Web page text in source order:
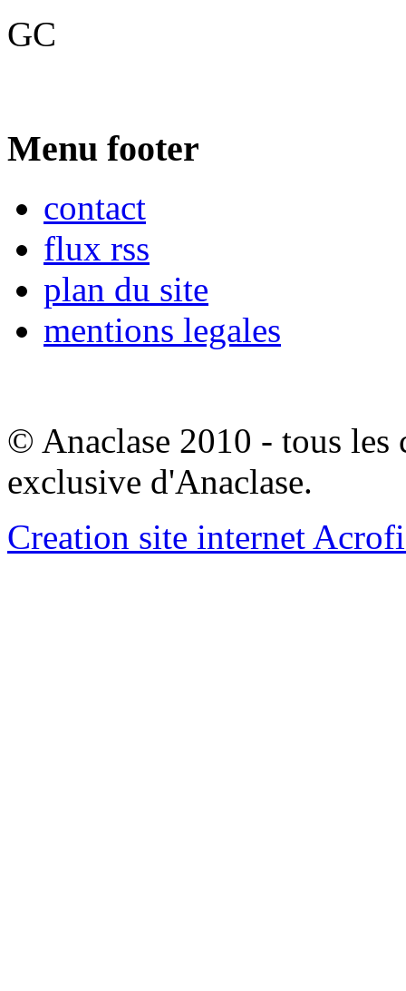
GC
Menu footer
contact
flux rss
plan du site
mentions legales
© Anaclase 2010 - tous les
exclusive d'Anaclase.
Creation site internet